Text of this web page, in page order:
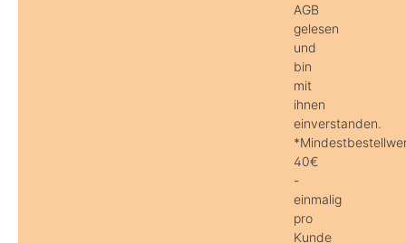
AGB
gelesen
und
bin
mit
ihnen
einverstanden.
40€
-
einmalig
pro
Kunde